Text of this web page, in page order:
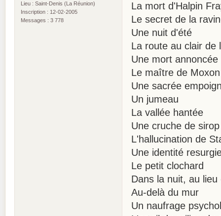
Lieu : Saint-Denis (La Réunion)
Inscription : 12-02-2005
Messages : 3 778
La mort d'Halpin
Le secret de la
Une nuit d'été
La route au clair de
Une mort annoncée
Le maître de Moxon
Une sacrée
Un jumeau
La vallée hantée
Une cruche de sirop
L'hallucination de
Une identité
Le petit clochard
Dans la nuit, au
Au-delà du mur
Un naufrage